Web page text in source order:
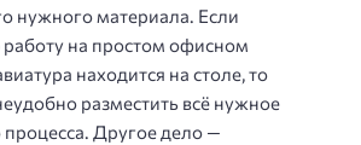
нужного материала. Если
работу на простом офисном
находится на столе, то
разместить всё нужное
процесса. Другое дело —